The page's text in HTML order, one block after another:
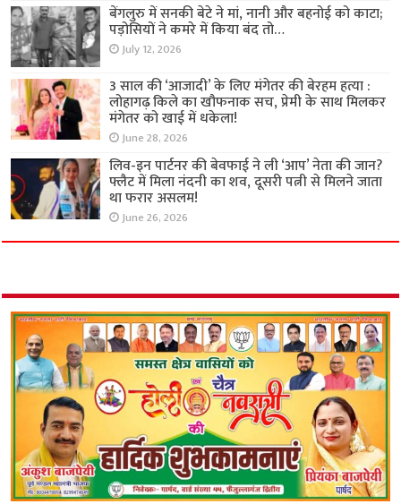
बेंगलुरु में सनकी बेटे ने मां, नानी और बहनोई को काटा;
पड़ोसियों ने कमरे में किया बंद तो…
July 12, 2026
3 साल की ‘आजादी’ के लिए मंगेतर की बेरहम हत्या :
लोहागढ़ किले का खौफनाक सच, प्रेमी के साथ मिलकर
मंगेतर को खाई में धकेला!
June 28, 2026
लिव-इन पार्टनर की बेवफाई ने ली ‘आप’ नेता की जान?
फ्लैट में मिला नंदनी का शव, दूसरी पत्नी से मिलने जाता
था फरार असलम!
June 26, 2026